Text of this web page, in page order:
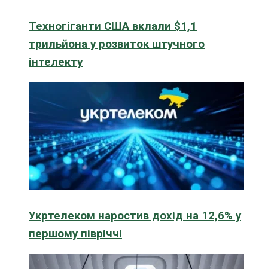
Техногіганти США вклали $1,1
трильйона у розвиток штучного
інтелекту
Укртелеком наростив дохід на 12,6% у
першому півріччі